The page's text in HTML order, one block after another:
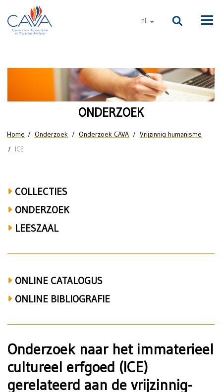
Naar de inhoud
nl andere talen
Onderzoek
naar
humanistisch
immaterieel
erfgoed
ONDERZOEK
U bent hier
Home Onderzoek Onderzoek CAVA
Vrijzinnig humanisme
ICE
COLLECTIES
ONDERZOEK
LEESZAAL
ONLINE CATALOGUS
ONLINE BIBLIOGRAFIE
Onderzoek naar het immaterieel
cultureel erfgoed (ICE)
gerelateerd aan de vrijzinnig-